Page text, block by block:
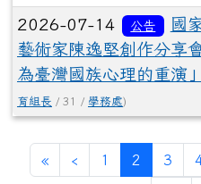
2026-07-14 公告
國
藝術家陳逸堅創作分享
為臺灣國族心理的重演
育組長 / 31 / 學務處)
«第一頁
‹ 上一頁
1 2 (目前頁次
3